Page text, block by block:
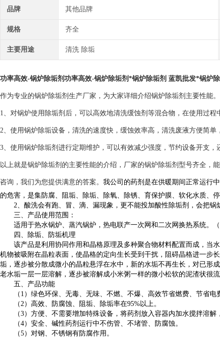
品牌 其他品牌
规格 齐全
主要用途 清洗 除垢
功率高效-锅炉除垢剂功率高效-锅炉除垢剂 *锅炉除垢剂 蓝凯批发*锅炉
作为专业的锅炉除垢剂生产厂家，为大家详细介绍锅炉除垢剂主要性能。
1、对锅炉使用除垢剂后，可以高效地清洗缓蚀剂等混合物，在使用过
2、使用锅炉除垢设备，清洗的速度快，缓蚀效率高，清洗废液方便简单
3、使用锅炉除垢剂进行定期维护，可以有效减少强度，节约设备开支，
以上就是锅炉除垢剂的主要性能的介绍，厂家的锅炉除垢剂型号齐全，
咨询，我们为您提供满意的答案。 我公司的药剂是在供暖期间正常运行
的危害，是集防腐、阻垢、除垢、除氧、除锈、育保护膜、软化水质、
2、酸洗会有跑、冒、滴、漏现象，更不能投加酸性除垢剂，会把锅
三、产品使用范围：
适用于热水锅炉、蒸汽锅炉，热电联产一次网和二次网换热系统。
四、除垢、防垢机理
该产品是利用协同作用和晶格原理及多种聚合物材料配置而成，当
机物被吸附在晶粒表面，使晶格的定向生长受到干扰，阻碍晶格进一步
垢，逐步被分散成微小的晶粒悬浮在水中，新的水垢不再生长，对已形
老水垢一层一层溶解，逐步被溶解成小米粥一样的微小松软的泥渣状很
五、产品功能
（1）绿色环保、无毒、无味、不燃、不爆、高效节省燃费、节省电
（2） 高效、防腐蚀、阻垢、除垢率在95%以上。
（3）方便、不需要增加特殊设备，将药剂放入容器内加水搅拌溶解
（4）安全、碱性药剂运行中不伤管、不堵管、防腐蚀。
（5） 对钢、不锈钢有防腐作用。